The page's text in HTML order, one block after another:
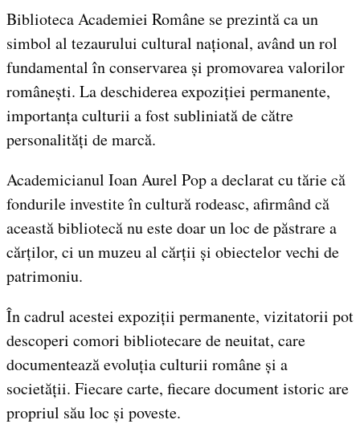
Biblioteca Academiei Române se prezintă ca un
simbol al tezaurului cultural național, având un rol
fundamental în conservarea și promovarea valorilor
românești. La deschiderea expoziției permanente,
importanța culturii a fost subliniată de către
personalități de marcă.
Academicianul Ioan Aurel Pop a declarat cu tărie că
fondurile investite în cultură rodeasc, afirmând că
această bibliotecă nu este doar un loc de păstrare a
cărților, ci un muzeu al cărții și obiectelor vechi de
patrimoniu.
În cadrul acestei expoziții permanente, vizitatorii pot
descoperi comori bibliotecare de neuitat, care
documentează evoluția culturii române și a
societății. Fiecare carte, fiecare document istoric are
propriul său loc și poveste.